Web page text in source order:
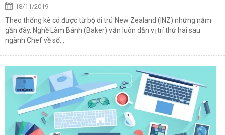
18/11/2019
Theo thống kê có được từ bộ di trú New Zealand (INZ) những năm
gần đây, Nghề Làm Bánh (Baker) vẫn luôn dẫn vị trí thứ hai sau
ngành Chef về số...